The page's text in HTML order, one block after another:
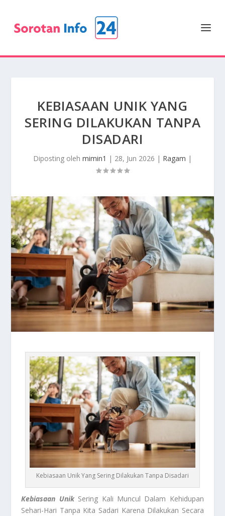
KEBIASAAN UNIK YANG
SERING DILAKUKAN TANPA
DISADARI
Diposting oleh mimin1 | 28, Jun 2026 | Ragam |
Kebiasaan Unik Yang Sering Dilakukan Tanpa Disadari
Kebiasaan UnikSering Kali Muncul Dalam Kehidupan
Sehari-Hari Tanpa Kita Sadari Karena Dilakukan Secara